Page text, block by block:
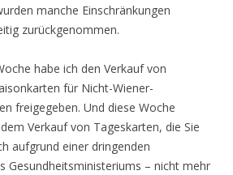
manche Einschränkungen
zurückgenommen.
habe ich den Verkauf von
für Nicht-Wiener-
freigegeben. Und diese Woche
Verkauf von Tageskarten, die Sie
aufgrund einer dringenden
Gesundheitsministeriums – nicht mehr